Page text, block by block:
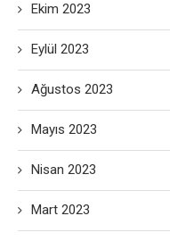
Ekim 2023
Eylül 2023
Ağustos 2023
Mayıs 2023
Nisan 2023
Mart 2023